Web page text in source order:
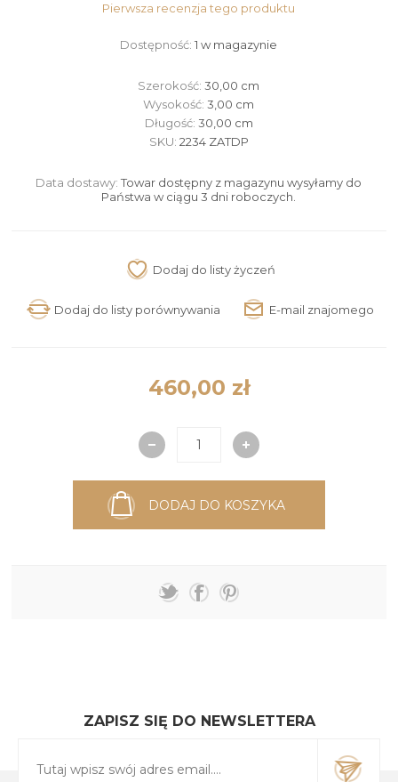
Pierwsza recenzja tego produktu
Dostępność: 1 w magazynie
Szerokość:30,00 cm
Wysokość:3,00 cm
Długość: 30,00 cm
SKU: 2234 ZATDP
Data dostawy: Towar dostępny z magazynu wysyłamy do
Państwa w ciągu 3 dni roboczych.
460,00 zł
DODAJ DO KOSZYKA
ZAPISZ SIĘ DO NEWSLETTERA